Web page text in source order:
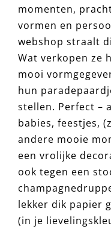
momenten,
vormen en
webshop straalt
Wat verkopen ze
mooi
hun
stellen. Perfect –
babies, feestjes,
andere mooie
een vrolijke
ook tegen een
lekker dik papier
(in je